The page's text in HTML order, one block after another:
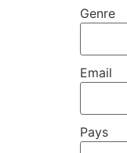
Genre
Email
Pays